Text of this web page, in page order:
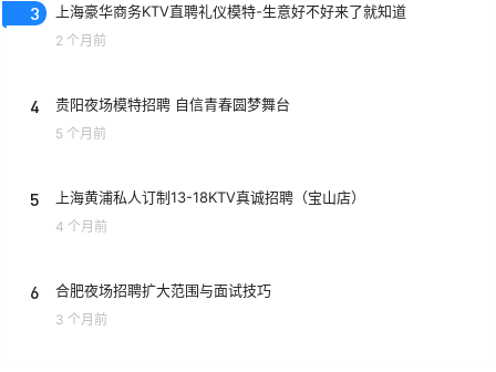
3 上海豪华商务KTV直聘礼仪模特-生意好不好来了就知道
2 个月前
4 贵阳夜场模特招聘 自信青春圆梦舞台
5 个月前
5 上海黄浦私人订制13-18KTV真诚招聘（宝山店）
4 个月前
6 合肥夜场招聘扩大范围与面试技巧
3 个月前